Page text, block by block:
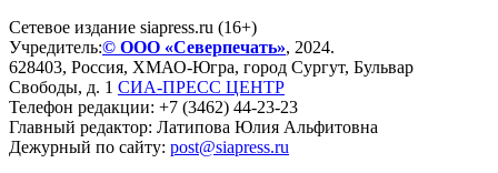
Сетевое издание siapress.ru (16+)
Учредитель:© ООО «Северпечать», 2024.
628403, Россия, ХМАО-Югра, город Сургут, Бульвар
Свободы, д. 1 СИА-ПРЕСС ЦЕНТР
Телефон редакции: +7 (3462) 44-23-23
Главный редактор: Латипова Юлия Альфитовна
Дежурный по сайту: post@siapress.ru